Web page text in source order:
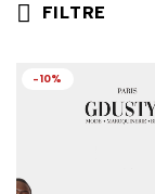
FILTRE
-10%